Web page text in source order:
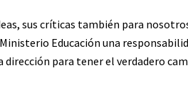
sus críticas también para
Educación una
dirección para tener el verdadero